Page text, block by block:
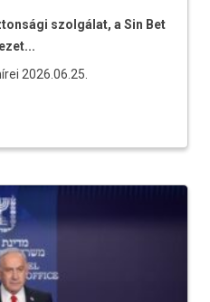
szolgálat, a Sin Bet
2026.06.25.